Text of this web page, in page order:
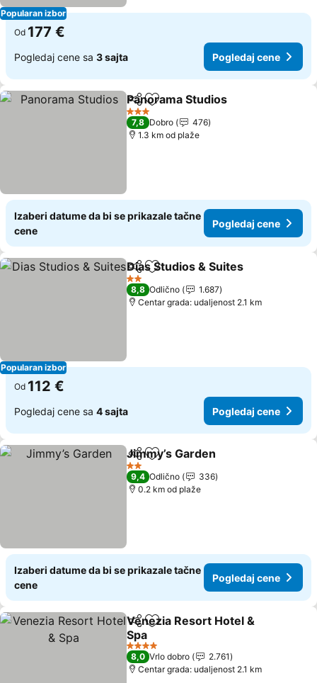
Popularan izbor
Od 177 €
Pogledaj cene sa 3 sajta Pogledaj cene
Deli Dodati u favorite
Panorama Studios
3 Zvezdice
7,8 Dobro
476
1.3 km od plaže
Izaberi datume da bi se prikazale tačne
cene
Pogledaj cene
Popularan izbor
Deli Dodati u favorite
Dias Studios & Suites
2 Zvezdice
8,8 Odlično
1.687
Centar grada: udaljenost 2.1 km
Od 112 €
Pogledaj cene sa 4 sajta Pogledaj cene
Deli Dodati u favorite
Jimmy’s Garden
2 Zvezdice
9,4 Odlično
336
0.2 km od plaže
Izaberi datume da bi se prikazale tačne
cene
Pogledaj cene
Deli Dodati u favorite
Venezia Resort Hotel &
Spa
Pogledaj cene
4 Zvezdice
8,0 Vrlo dobro
2.761
Centar grada: udaljenost 2.1 km